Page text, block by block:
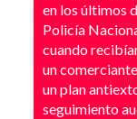
en los últimos
Policía
cuando
un
un plan
seguimiento